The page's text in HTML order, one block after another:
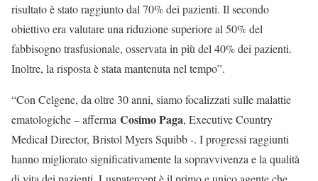
risultato è stato raggiunto dal 70% dei pazienti. Il secondo
obiettivo era valutare una riduzione superiore al 50% del
fabbisogno trasfusionale, osservata in più del 40% dei pazienti.
Inoltre, la risposta è stata mantenuta nel tempo”.
“Con Celgene, da oltre 30 anni, siamo focalizzati sulle malattie
ematologiche – afferma Cosimo Paga, Executive Country
Medical Director, Bristol Myers Squibb -. I progressi raggiunti
hanno migliorato significativamente la sopravvivenza e la qualità